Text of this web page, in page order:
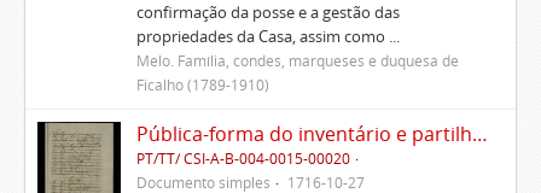
confirmação da posse e a gestão das
propriedades da Casa, assim como ...
Melo. Família, condes, marqueses e duquesa de
Ficalho (1789-1910)
Pública-forma do inventário e partilhas dos bens de Vasco Queimado
PT/TT/ CSI-A-B-004-0015-00020
Documento simples
1716-10-27